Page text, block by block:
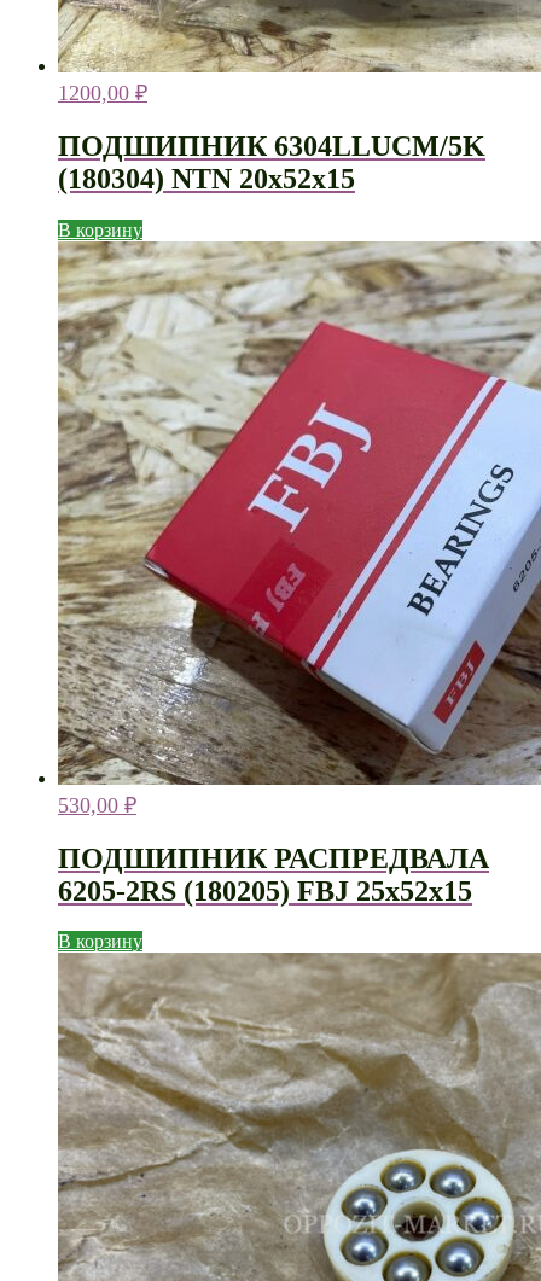
1200,00 ₽
ПОДШИПНИК 6304LLUCM/5K
(180304) NTN 20х52х15
В корзину
530,00 ₽
ПОДШИПНИК РАСПРЕДВАЛА
6205-2RS (180205) FBJ 25х52х15
В корзину